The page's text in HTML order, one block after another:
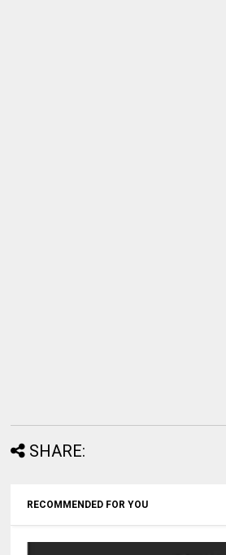
SHARE:
RECOMMENDED FOR YOU